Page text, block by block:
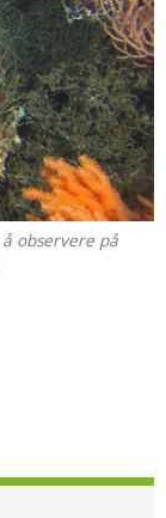
observere på